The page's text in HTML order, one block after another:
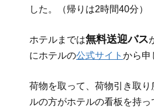
した。（帰りは2時間40分）
ホテルまでは無料送迎バス
にホテルの公式サイト から申
荷物を取って、荷物引き取り
ルの方がホテルの看板を持